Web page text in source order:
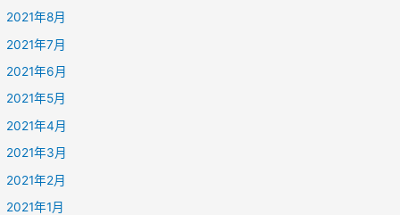
2021年8月
2021年7月
2021年6月
2021年5月
2021年4月
2021年3月
2021年2月
2021年1月